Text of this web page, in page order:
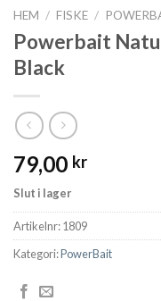
HEM / FISKE /
Powerbait
Black
79,00 kr
Slut i lager
Artikelnr:1809
Kategori:PowerBait